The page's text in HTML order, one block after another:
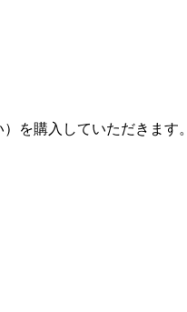
を購入していただきます。